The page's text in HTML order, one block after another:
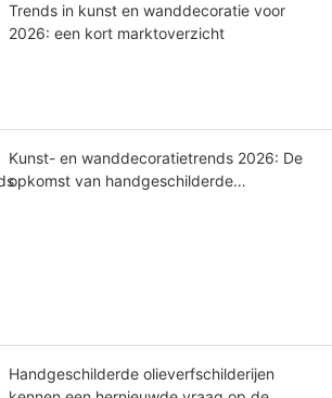
Trends in kunst en wanddecoratie voor
2026: een kort marktoverzicht
Kunst- en wanddecoratietrends 2026: De
opkomst van handgeschilderde
Handgeschilderde olieverfschilderijen